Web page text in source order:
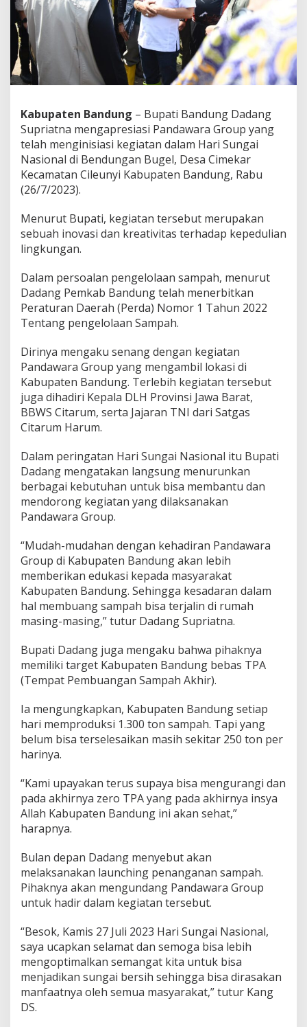
i
a
s
i
P
a
n
w
a
r
G
r
p
i
r
i
n
g
a
a
n
H
a
r
i
n
g
a
i
N
o
n
a
l
Kabupaten Bandung – Bupati Bandung Dadang
Supriatna mengapresiasi Pandawara Group yang
telah menginisiasi kegiatan dalam Hari Sungai
Nasional di Bendungan Bugel, Desa Cimekar
Kecamatan Cileunyi Kabupaten Bandung, Rabu
(26/7/2023).
Menurut Bupati, kegiatan tersebut merupakan
sebuah inovasi dan kreativitas terhadap kepedulian
lingkungan.
Dalam persoalan pengelolaan sampah, menurut
Dadang Pemkab Bandung telah menerbitkan
Peraturan Daerah (Perda) Nomor 1 Tahun 2022
Tentang pengelolaan Sampah.
Dirinya mengaku senang dengan kegiatan
Pandawara Group yang mengambil lokasi di
Kabupaten Bandung. Terlebih kegiatan tersebut
juga dihadiri Kepala DLH Provinsi Jawa Barat,
BBWS Citarum, serta Jajaran TNI dari Satgas
Citarum Harum.
Dalam peringatan Hari Sungai Nasional itu Bupati
Dadang mengatakan langsung menurunkan
berbagai kebutuhan untuk bisa membantu dan
mendorong kegiatan yang dilaksanakan
Pandawara Group.
“Mudah-mudahan dengan kehadiran Pandawara
Group di Kabupaten Bandung akan lebih
memberikan edukasi kepada masyarakat
Kabupaten Bandung. Sehingga kesadaran dalam
hal membuang sampah bisa terjalin di rumah
masing-masing,” tutur Dadang Supriatna.
Bupati Dadang juga mengaku bahwa pihaknya
memiliki target Kabupaten Bandung bebas TPA
(Tempat Pembuangan Sampah Akhir).
Ia mengungkapkan, Kabupaten Bandung setiap
hari memproduksi 1.300 ton sampah. Tapi yang
belum bisa terselesaikan masih sekitar 250 ton per
harinya.
“Kami upayakan terus supaya bisa mengurangi dan
pada akhirnya zero TPA yang pada akhirnya insya
Allah Kabupaten Bandung ini akan sehat,”
harapnya.
Bulan depan Dadang menyebut akan
melaksanakan launching penanganan sampah.
Pihaknya akan mengundang Pandawara Group
untuk hadir dalam kegiatan tersebut.
“Besok, Kamis 27 Juli 2023 Hari Sungai Nasional,
saya ucapkan selamat dan semoga bisa lebih
mengoptimalkan semangat kita untuk bisa
menjadikan sungai bersih sehingga bisa dirasakan
manfaatnya oleh semua masyarakat,” tutur Kang
DS.